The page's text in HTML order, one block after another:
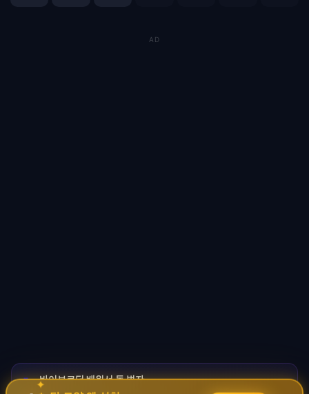
AD
🚀바이브코딩 배워서 돈 벌자
코딩 몰라도 AI로 자동화 수익 시스템 구축 · 무료
✦ ✧